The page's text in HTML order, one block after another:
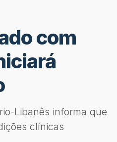
com
Libanês informa que
clínicas